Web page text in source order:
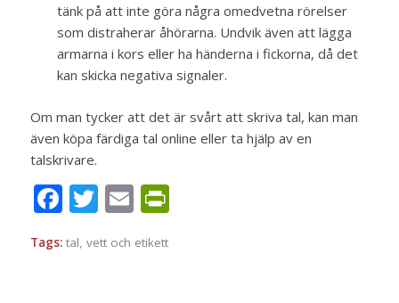
tänk på att inte göra några omedvetna rörelser
som distraherar åhörarna. Undvik även att lägga
armarna i kors eller ha händerna i fickorna, då det
kan skicka negativa signaler.
Om man tycker att det är svårt att skriva tal, kan man
även köpa färdiga tal online eller ta hjälp av en
talskrivare.
Facebook
Twitter
EmailPrintFriendly
Tags: tal, vett och etikett